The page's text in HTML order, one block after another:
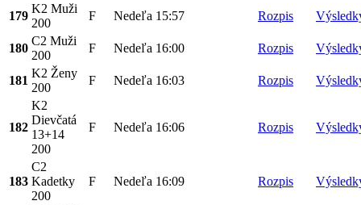
179
K2 Muži
200
F Nedeľa 15:57 Rozpis
180
C2 Muži
200
F Nedeľa 16:00 Rozpis
181
K2 Ženy
200
F Nedeľa 16:03 Rozpis
182
K2
Dievčatá
13+14
200
F Nedeľa 16:06 Rozpis
183
C2
Kadetky
200
F Nedeľa 16:09 Rozpis